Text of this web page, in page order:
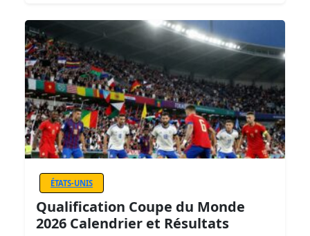
ÉTATS-UNIS
Qualification Coupe du Monde
2026 Calendrier et Résultats